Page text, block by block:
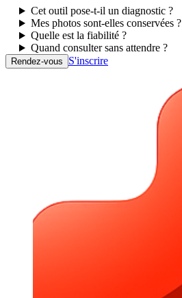
Cet outil pose-t-il un diagnostic ?
Mes photos sont-elles conservées ?
Quelle est la fiabilité ?
Quand consulter sans attendre ?
Rendez-vous S'inscrire